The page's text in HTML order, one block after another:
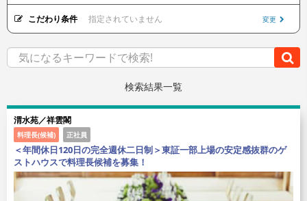
こだわり条件 指定されていません 変更
検索結果一覧
渭水苑／祥雲閣
料理長(候補) 正社員
＜年間休日120日の完全週休二日制＞東証一部上場の安定感抜群のゲ
ストハウスで料理長候補を募集！